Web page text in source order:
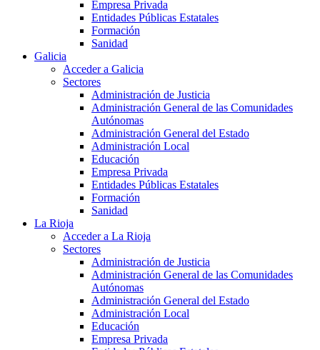
Empresa Privada
Entidades Públicas Estatales
Formación
Sanidad
Galicia
Acceder a Galicia
Sectores
Administración de Justicia
Administración General de las Comunidades
Autónomas
Administración General del Estado
Administración Local
Educación
Empresa Privada
Entidades Públicas Estatales
Formación
Sanidad
La Rioja
Acceder a La Rioja
Sectores
Administración de Justicia
Administración General de las Comunidades
Autónomas
Administración General del Estado
Administración Local
Educación
Empresa Privada